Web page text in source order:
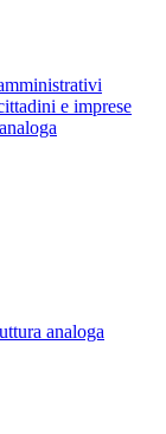
e imprese
analoga